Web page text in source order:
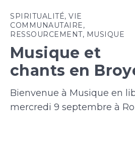
SPIRITUALITÉ VIE
COMMUNAUTAIRE
RESSOURCEMENT, MUSIQUE
Musique et
chants en
Bienvenue à Musique en
mercredi 9 septembre à